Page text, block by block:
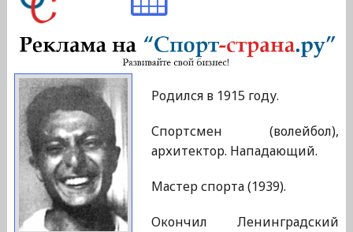
Родился в 1915 году.
Спортсмен (волейбол),
архитектор. Нападающий.
Мастер спорта (1939).
Окончил Ленинградский